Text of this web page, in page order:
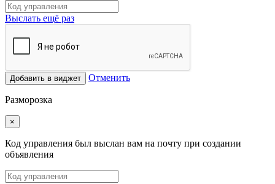
Выслать ещё раз
Добавить в виджет Отменить
Разморозка
×
Код управления был выслан вам на почту при создании
объявления